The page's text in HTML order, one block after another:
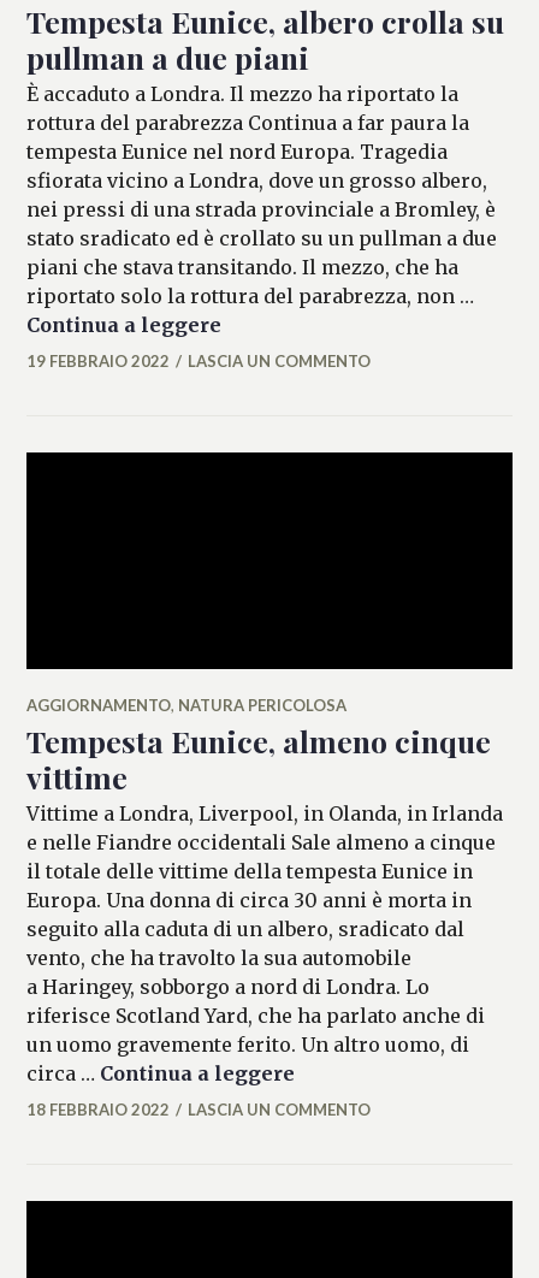
Tempesta Eunice, albero crolla su
pullman a due piani
È accaduto a Londra. Il mezzo ha riportato la
rottura del parabrezza Continua a far paura la
tempesta Eunice nel nord Europa. Tragedia
sfiorata vicino a Londra, dove un grosso albero,
nei pressi di una strada provinciale a Bromley, è
stato sradicato ed è crollato su un pullman a due
piani che stava transitando. Il mezzo, che ha
riportato solo la rottura del parabrezza, non …
Continua a leggere
LASIFRANCESCA
19 FEBBRAIO 2022 LASCIA UN COMMENTO
AGGIORNAMENTO, NATURA PERICOLOSA
Tempesta Eunice, almeno cinque
vittime
Vittime a Londra, Liverpool, in Olanda, in Irlanda
e nelle Fiandre occidentali Sale almeno a cinque
il totale delle vittime della tempesta Eunice in
Europa. Una donna di circa 30 anni è morta in
seguito alla caduta di un albero, sradicato dal
vento, che ha travolto la sua automobile
a Haringey, sobborgo a nord di Londra. Lo
riferisce Scotland Yard, che ha parlato anche di
un uomo gravemente ferito. Un altro uomo, di
circa … Continua a leggere
LASIFRANCESCA
18 FEBBRAIO 2022 LASCIA UN COMMENTO